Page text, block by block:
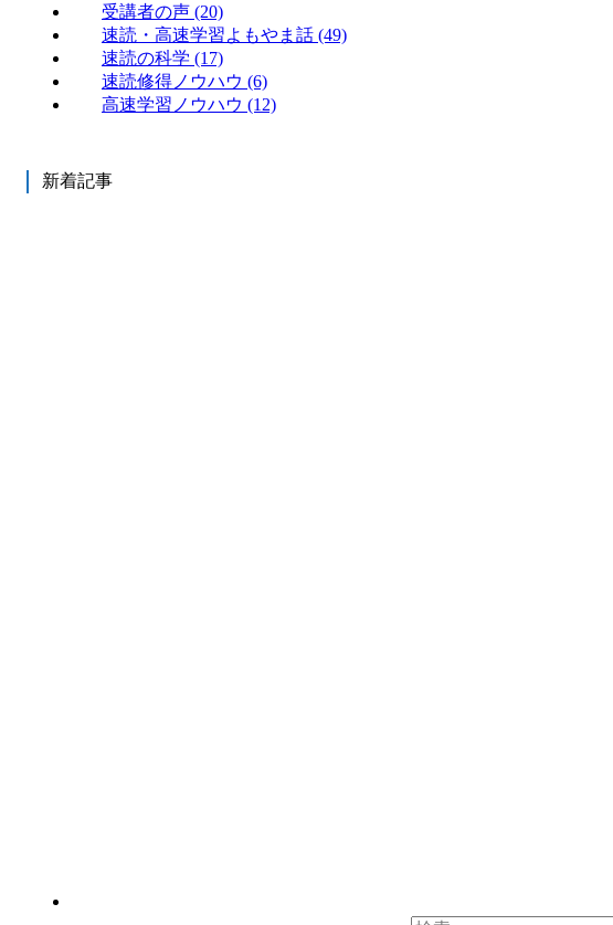
受講者の声 (20)
速読・高速学習よもやま話 (49)
速読の科学 (17)
速読修得ノウハウ (6)
高速学習ノウハウ (12)
新着記事